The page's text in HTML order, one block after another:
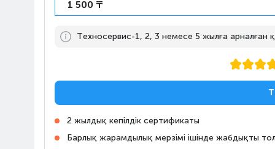
Алматы, Магазин на
Райымбека, 147/127
улица Райымбека, 147/127
10:00-22:00
Адрес: город Алматы,
Медеуский район,
106, Молл «Апорт East»
1 500 ₸
Техносервис-1, 2, 3 немесе 5 жылға арналған
2 жылдық кепілдік сертификаты
Барлық жарамдылық мерзімі ішінде жабдықты